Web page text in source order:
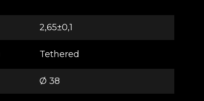
2,65±0,1
Tethered
Ø 38